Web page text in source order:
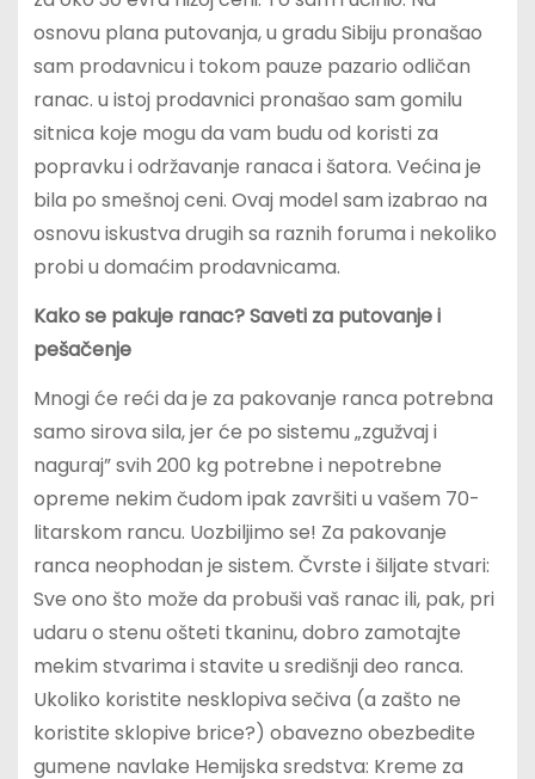
osnovu plana putovanja, u gradu Sibiju pronašao
sam prodavnicu i tokom pauze pazario odličan
ranac. u istoj prodavnici pronašao sam gomilu
sitnica koje mogu da vam budu od koristi za
popravku i održavanje ranaca i šatora. Većina je
bila po smešnoj ceni. Ovaj model sam izabrao na
osnovu iskustva drugih sa raznih foruma i nekoliko
probi u domaćim prodavnicama.
Kako se pakuje ranac? Saveti za putovanje i
pešačenje
Mnogi će reći da je za pakovanje ranca potrebna
samo sirova sila, jer će po sistemu „zgužvaj i
naguraj” svih 200 kg potrebne i nepotrebne
opreme nekim čudom ipak završiti u vašem 70-
litarskom rancu. Uozbiljimo se! Za pakovanje
ranca neophodan je sistem. Čvrste i šiljate stvari:
Sve ono što može da probuši vaš ranac ili, pak, pri
udaru o stenu ošteti tkaninu, dobro zamotajte
mekim stvarima i stavite u središnji deo ranca.
Ukoliko koristite nesklopiva sečiva (a zašto ne
koristite sklopive brice?) obavezno obezbedite
gumene navlake Hemijska sredstva: Kreme za